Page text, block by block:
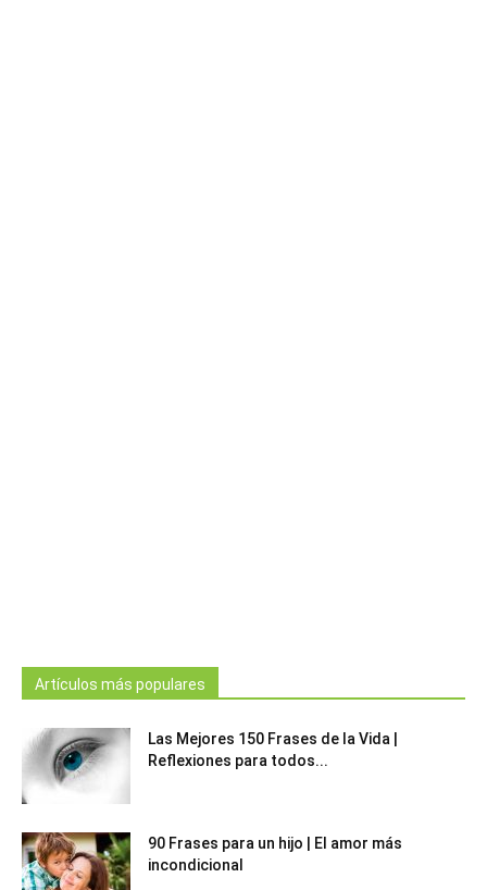
Artículos más populares
Las Mejores 150 Frases de la Vida |
Reflexiones para todos...
90 Frases para un hijo | El amor más
incondicional